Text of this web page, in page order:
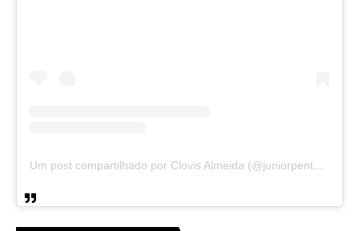
Um post compartilhado por Clovis Almeida (@juniorpentecoste01)